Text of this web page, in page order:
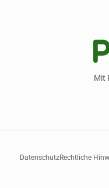
Mit
DatenschutzRechtliche